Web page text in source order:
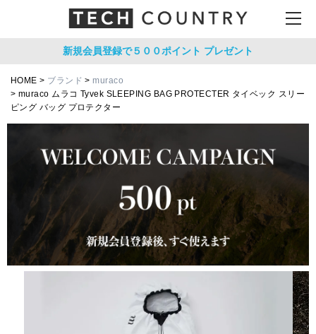
新規会員登録で５００ポイント プレゼント
HOME ブランド
muraco
muraco ムラコ Tyvek SLEEPING BAG PROTECTER タイベック スリー
ピング バッグ プロテクター